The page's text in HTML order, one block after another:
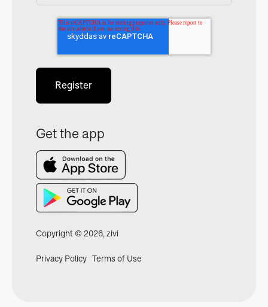
Get the app
Copyright © 2026, zivi
Privacy Policy Terms of Use